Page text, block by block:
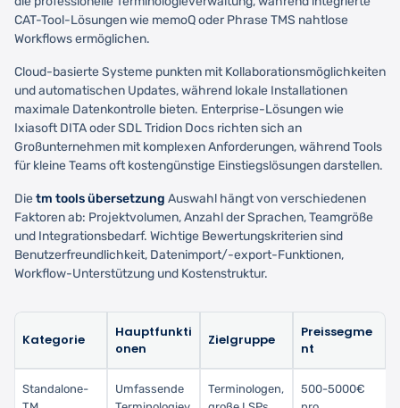
CAT-Tool-Lösungen wie memoQ oder Phrase TMS nahtlose
Workflows ermöglichen.
Cloud-basierte Systeme punkten mit Kollaborationsmöglichkeiten
und automatischen Updates, während lokale Installationen
maximale Datenkontrolle bieten. Enterprise-Lösungen wie
Ixiasoft DITA oder SDL Tridion Docs richten sich an
Großunternehmen mit komplexen Anforderungen, während Tools
für kleine Teams oft kostengünstige Einstiegslösungen darstellen.
Dietm tools übersetzung Auswahl hängt von verschiedenen
Faktoren ab: Projektvolumen, Anzahl der Sprachen, Teamgröße
und Integrationsbedarf. Wichtige Bewertungskriterien sind
Benutzerfreundlichkeit, Datenimport/-export-Funktionen,
Workflow-Unterstützung und Kostenstruktur.
Kategorie
Hauptfunkti
onen
Zielgruppe
Preissegme
nt
Standalone-
Umfassende
Terminologen,
500-5000€